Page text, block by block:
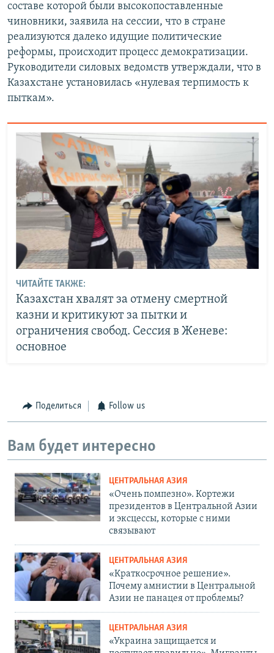
составе которой были высокопоставленные
чиновники, заявила на сессии, что в стране
реализуются далеко идущие политические
реформы, происходит процесс демократизации.
Руководители силовых ведомств утверждали, что в
Казахстане установилась «нулевая терпимость к
пыткам».
ЧИТАЙТЕ ТАКЖЕ:
Казахстан хвалят за отмену смертной
казни и критикуют за пытки и
ограничения свобод. Сессия в Женеве:
основное
Поделиться Follow us
Вам будет интересно
ЦЕНТРАЛЬНАЯ АЗИЯ
«Очень помпезно». Кортежи
президентов в Центральной Азии
и эксцессы, которые с ними
связывают
ЦЕНТРАЛЬНАЯ АЗИЯ
«Краткосрочное решение».
Почему амнистии в Центральной
Азии не панацея от проблемы?
ЦЕНТРАЛЬНАЯ АЗИЯ
«Украина защищается и